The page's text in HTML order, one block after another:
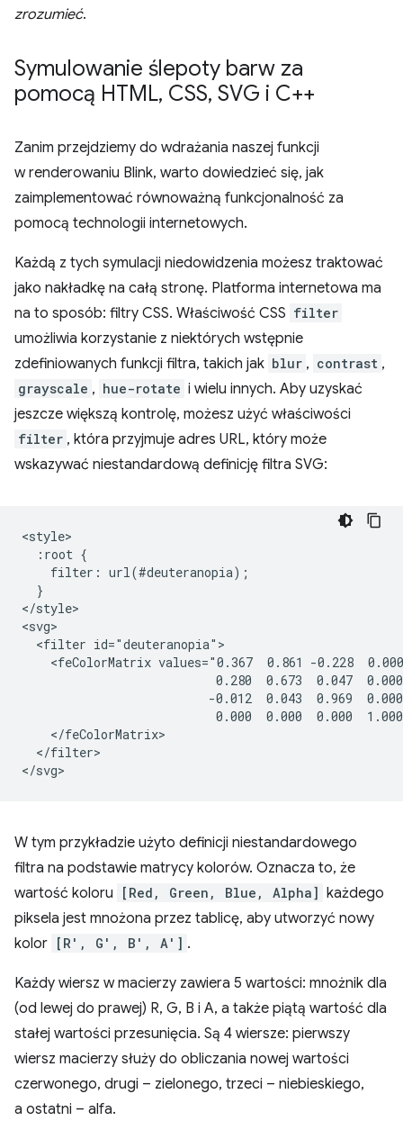
zrozumieć.
Symulowanie ślepoty barw za
pomocą HTML, CSS, SVG i C++
Zanim przejdziemy do wdrażania naszej funkcji
w renderowaniu Blink, warto dowiedzieć się, jak
zaimplementować równoważną funkcjonalność za
pomocą technologii internetowych.
Każdą z tych symulacji niedowidzenia możesz traktować
jako nakładkę na całą stronę. Platforma internetowa ma
na to sposób: filtry CSS. Właściwość CSS filter
umożliwia korzystanie z niektórych wstępnie
zdefiniowanych funkcji filtra, takich jak blur , contrast ,
grayscale , hue-rotate i wielu innych. Aby uzyskać
jeszcze większą kontrolę, możesz użyć właściwości
filter , która przyjmuje adres URL, który może
wskazywać niestandardową definicję filtra SVG:
<style>
  :root {
    filter: url(#deuteranopia);
  }
</style>
<svg>
  <filter id="deuteranopia">
<feColorMatrix values="0.367  0.861 -0.228
0.280  0.673  0.047
-0.012  0.043  0.969
0.000  0.000  0.000
    </feColorMatrix>
  </filter>
W tym przykładzie użyto definicji niestandardowego
filtra na podstawie matrycy kolorów. Oznacza to, że
wartość koloru
[Red, Green, Blue, Alpha]
każdego
piksela jest mnożona przez tablicę, aby utworzyć nowy
kolor
[R′, G′, B′, A′] .
Każdy wiersz w macierzy zawiera 5 wartości: mnożnik dla
(od lewej do prawej) R, G, B i A, a także piątą wartość dla
stałej wartości przesunięcia. Są 4 wiersze: pierwszy
wiersz macierzy służy do obliczania nowej wartości
czerwonego, drugi – zielonego, trzeci – niebieskiego,
a ostatni – alfa.